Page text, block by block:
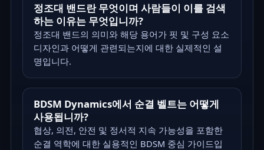
정조대 밴드란 무엇이며 사람들이 이를 검색
하는 이유는 무엇입니까?
정조대 밴드의 의미와 해당 용어가 핏 및 구성 요소
디자인과 어떻게 관련되는지에 대한 실제적인 설
명입니다.
BDSM Dynamics에서 순결 벨트는 어떻게
사용됩니까?
협상, 의전, 안전 및 정서적 지속 가능성을 포함한
순결 역학에 대한 실용적인 BDSM 중심 가이드입